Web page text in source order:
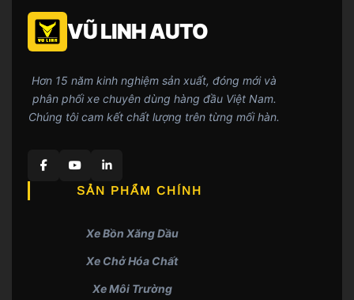
VŨ LINH AUTO
Hơn 15 năm kinh nghiệm sản xuất, đóng mới và
phân phối xe chuyên dùng hàng đầu Việt Nam.
Chúng tôi cam kết chất lượng trên từng mối hàn.
SẢN PHẨM CHÍNH
Xe Bồn Xăng Dầu
Xe Chở Hóa Chất
Xe Môi Trường